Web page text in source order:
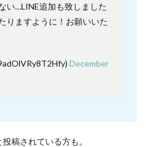
い…LINE追加も致しました
りますように！お願いいた
December
稿されている方も。